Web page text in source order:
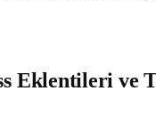
Eklentileri ve